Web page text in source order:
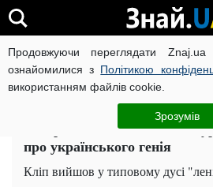
Продовжуючи переглядати
ознайомилися з Політикою
використанням файлів cookie.
Зрозумів
ВІЙНА РОСІЇ ПРОТИ УКРАЇНИ
Шоу-бізнес
У мережі з’явився кліп
про українського генія
Кліп вийшов у типовому дусі